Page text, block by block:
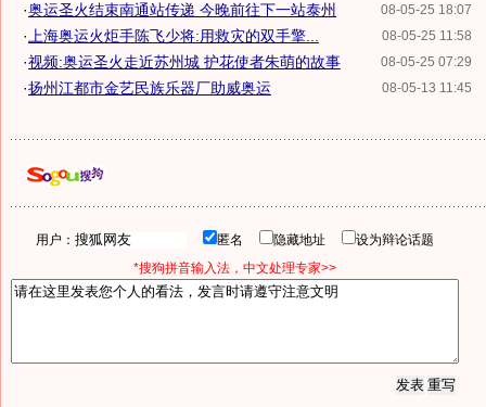
08-05-25 18:07
·奥运圣火结束南通站传递 今晚前往下一站泰州
08-05-25 11:58
· 上海奥运火炬手陈飞少将:用救灾的双手擎...
08-05-25 07:29
·视频:奥运圣火走近苏州城 护花使者朱萌的故事
08-05-13 11:45
·扬州江都市金艺民族乐器厂助威奥运
用户： 匿名 隐藏地址
设为辩论话题
*搜狗拼音输入法，中文处理专家>>